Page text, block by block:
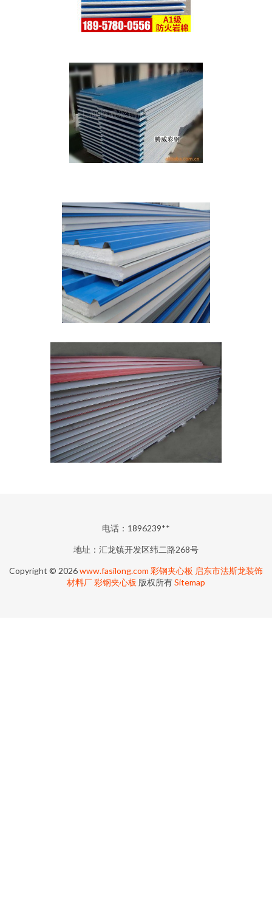
电话：1896239**
地址：汇龙镇开发区纬二路268号
Copyright © 2026www.fasilong.com 彩钢夹心板 启东市法斯龙装饰
材料厂彩钢夹心板 版权所有Sitemap